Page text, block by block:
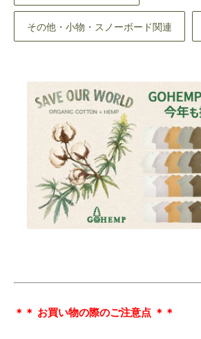
その他・小物・スノーボード関連
＊＊ お買い物の際のご注意点 ＊＊